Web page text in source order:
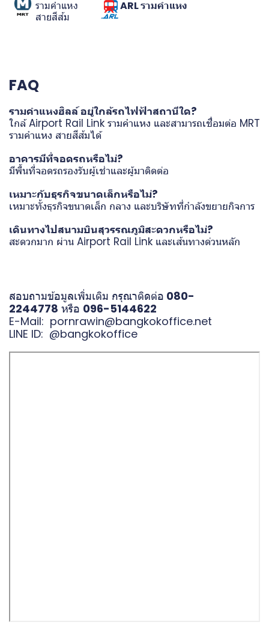
รามคำแหง
สายสีส้ม
ARL รามคำแหง
FAQ
รามคำแหงฮิลล์ อยู่ใกล้รถไฟฟ้าสถานีใด?
ใกล้ Airport Rail Link รามคำแหง และสามารถเชื่อมต่อ MRT
รามคำแหง สายสีส้มได้
อาคารมีที่จอดรถหรือไม่?
มีพื้นที่จอดรถรองรับผู้เช่าและผู้มาติดต่อ
เหมาะกับธุรกิจขนาดเล็กหรือไม่?
เหมาะทั้งธุรกิจขนาดเล็ก กลาง และบริษัทที่กำลังขยายกิจการ
เดินทางไปสนามบินสุวรรณภูมิสะดวกหรือไม่?
สะดวกมาก ผ่าน Airport Rail Link และเส้นทางด่วนหลัก
สอบถามข้อมูลเพิ่มเติม กรุณาติดต่อ 080-
2244778 หรือ 096-5144622
E-Mail: pornrawin@bangkokoffice.net
LINE ID: @bangkokoffice